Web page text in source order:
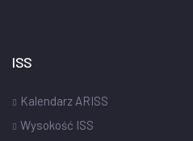
ISS
Kalendarz ARISS
Wysokość ISS